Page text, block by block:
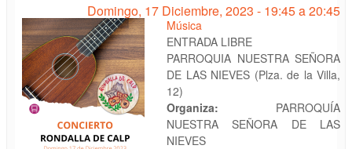
Domingo, 17 Diciembre, 2023 - 19:45a20:45
Música
ENTRADA LIBRE
PARROQUIA NUESTRA SEÑORA
DE LAS NIEVES (Plza. de la Villa,
12)
Organiza: PARROQUÍA
NUESTRA SEÑORA DE LAS
NIEVES